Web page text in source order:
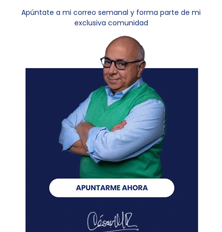
Apúntate a mi correo semanal y forma parte de mi
exclusiva comunidad